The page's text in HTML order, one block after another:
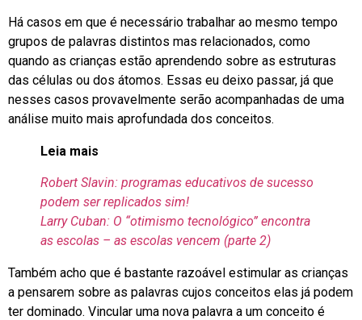
Há casos em que é necessário trabalhar ao mesmo tempo
grupos de palavras distintos mas relacionados, como
quando as crianças estão aprendendo sobre as estruturas
das células ou dos átomos. Essas eu deixo passar, já que
nesses casos provavelmente serão acompanhadas de uma
análise muito mais aprofundada dos conceitos.
Leia mais
Robert Slavin: programas educativos de sucesso
podem ser replicados sim!
Larry Cuban: O “otimismo tecnológico” encontra
as escolas – as escolas vencem (parte 2)
Também acho que é bastante razoável estimular as crianças
a pensarem sobre as palavras cujos conceitos elas já podem
ter dominado. Vincular uma nova palavra a um conceito é